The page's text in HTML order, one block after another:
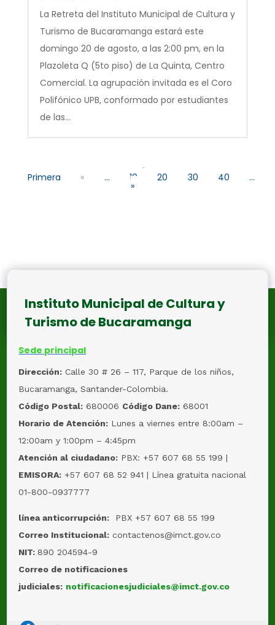
La Retreta del Instituto Municipal de Cultura y
Turismo de Bucaramanga estará este
domingo 20 de agosto, a las 2:00 pm, en la
Plazoleta Q (5to piso) de La Quinta, Centro
Comercial. La agrupación invitada es el Coro
Polifónico UPB, conformado por estudiantes
de las...
«
Primera « ... 10 20 30 40 ...
»
Instituto Municipal de Cultura y
Turismo de Bucaramanga
Sede principal
Dirección: Calle 30 # 26 – 117, Parque de los niños,
Bucaramanga, Santander-Colombia.
Código Postal: 680006 Código Dane: 68001
Horario de Atención: Lunes a viernes entre 8:00am –
12:00am y 1:00pm – 4:45pm
Atención al ciudadano: PBX: +57 607 68 55 199 |
EMISORA: +57 607 68 52 941 | Línea gratuita nacional
01-800-0937777
línea anticorrupción: PBX +57 607 68 55 199
Correo Institucional: contactenos@imct.gov.co
NIT: 890 204594-9
Correo de notificaciones
judiciales: notificacionesjudiciales@imct.gov.co